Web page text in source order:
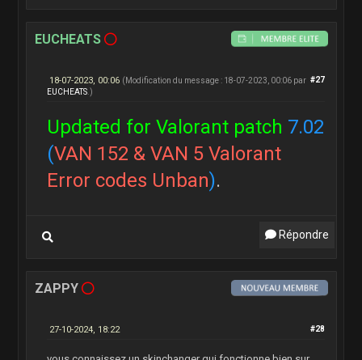
EUCHEATS
#27
18-07-2023, 00:06 (Modification du message : 18-07-2023, 00:06 par
EUCHEATS.)
Updated for Valorant patch 7.02
(VAN 152 & VAN 5 Valorant
Error codes Unban).
Répondre
ZAPPY
#28
27-10-2024, 18:22